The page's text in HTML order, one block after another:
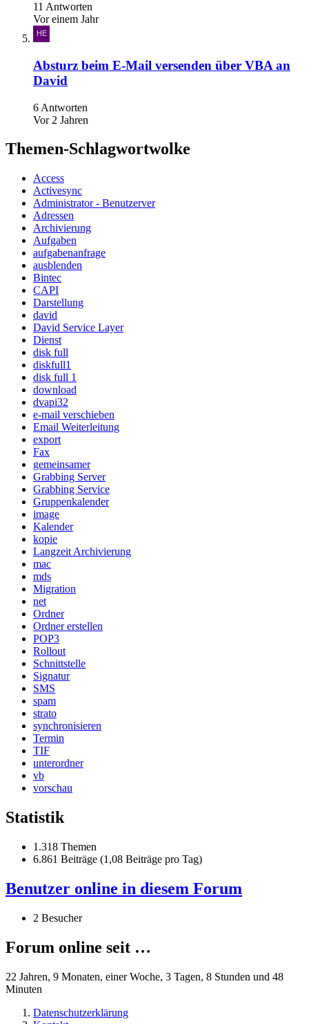
11 Antworten
Vor einem Jahr
Absturz beim E-Mail versenden über VBA an
David
6 Antworten
Vor 2 Jahren
Themen-Schlagwortwolke
Access
Activesync
Administrator - Benutzerver
Adressen
Archivierung
Aufgaben
aufgabenanfrage
ausblenden
Bintec
CAPI
Darstellung
david
David Service Layer
Dienst
disk full
diskfull1
disk full 1
download
dvapi32
e-mail verschieben
Email Weiterleitung
export
Fax
gemeinsamer
Grabbing Server
Grabbing Service
Gruppenkalender
image
Kalender
kopie
Langzeit Archivierung
mac
mds
Migration
net
Ordner
Ordner erstellen
POP3
Rollout
Schnittstelle
Signatur
SMS
spam
strato
synchronisieren
Termin
TIF
unterordner
vb
vorschau
Statistik
1.318 Themen
6.861 Beiträge (1,08 Beiträge pro Tag)
Benutzer online in diesem Forum
2 Besucher
Forum online seit …
22 Jahren, 9 Monaten, einer Woche, 3 Tagen, 8 Stunden und 48
Minuten
Datenschutzerklärung